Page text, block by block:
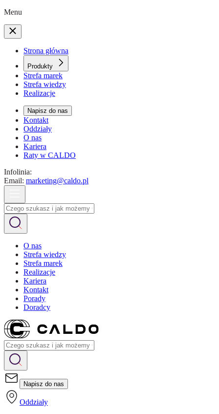
Menu
Strona główna
Produkty
Strefa marek
Strefa wiedzy
Realizacje
Napisz do nas
Kontakt
Oddziały
O nas
Kariera
Raty w CALDO
Infolinia:
Email: marketing@caldo.pl
O nas
Strefa wiedzy
Strefa marek
Realizacje
Kariera
Kontakt
Porady
Doradcy
Napisz do nas
Oddziały